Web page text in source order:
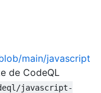
main/javascript
de CodeQL
javascript-